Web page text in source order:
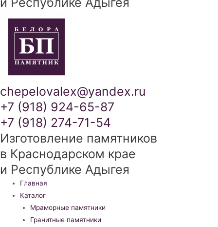
chepelovalex@yandex.ru
+7 (918) 924-65-87
+7 (918) 274-71-54
Изготовление памятников
в Краснодарском крае
и Республике Адыгея
Меню
Главная
Каталог
Мраморные памятники
Гранитные памятники